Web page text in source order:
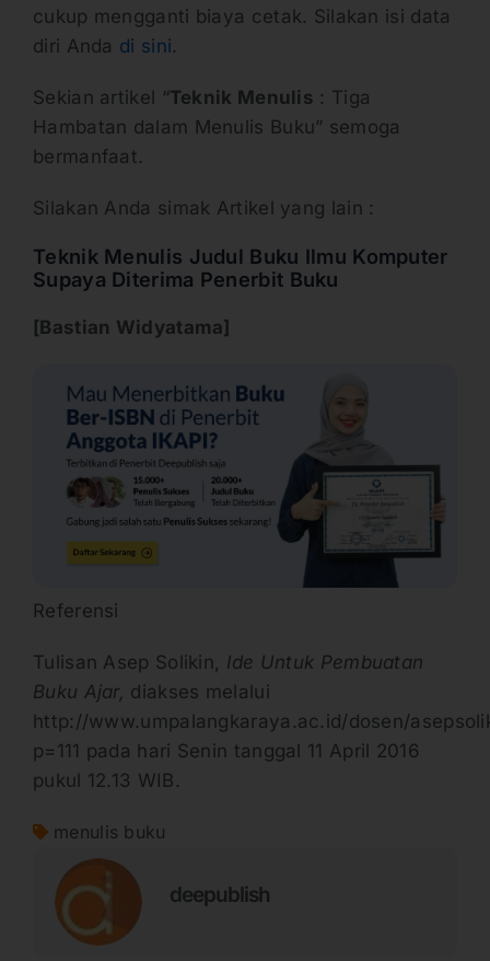
cukup mengganti biaya cetak. Silakan isi data
diri Anda di sini.
Sekian artikel “Teknik Menulis : Tiga
Hambatan dalam Menulis Buku” semoga
bermanfaat.
Silakan Anda simak Artikel yang lain :
Teknik Menulis Judul Buku Ilmu Komputer
Supaya Diterima Penerbit Buku
[Bastian Widyatama]
Referensi
Tulisan Asep Solikin, Ide Untuk Pembuatan
Buku Ajar, diakses melalui
http://www.umpalangkaraya.ac.id/dosen/
p=111 pada hari Senin tanggal 11 April 2016
pukul 12.13 WIB.
menulis buku
deepublish